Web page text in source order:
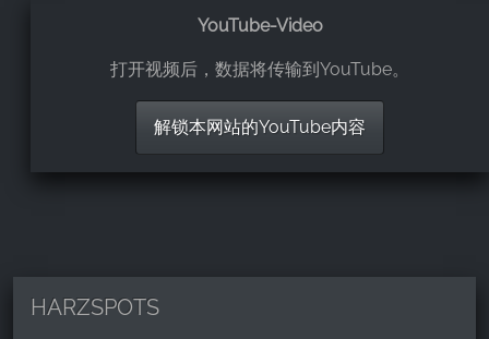
YouTube-Video
打开视频后，数据将传输到YouTube。
解锁本网站的YouTube内容
HARZSPOTS